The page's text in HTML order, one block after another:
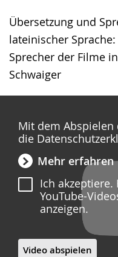
Übersetzung und
lateinischer
Sprecher der Filme
Schwaiger
Mit dem Abspielen
die
Mehr erfahren
Ich
YouTube-
anzeigen.
Video abspielen